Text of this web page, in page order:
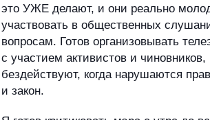
это УЖЕ делают, и они реально
участвовать в общественных
вопросам. Готов организовывать
с участием активистов и чиновников,
бездействуют, когда нарушаются
и закон.